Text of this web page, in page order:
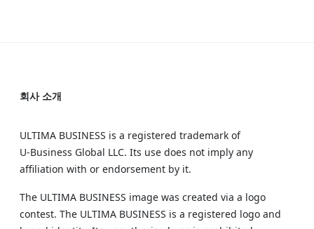
회사 소개
ULTIMA BUSINESS is a registered trademark of
U‑Business Global LLC. Its use does not imply any
affiliation with or endorsement by it.
The ULTIMA BUSINESS image was created via a logo
contest. The ULTIMA BUSINESS is a registered logo and